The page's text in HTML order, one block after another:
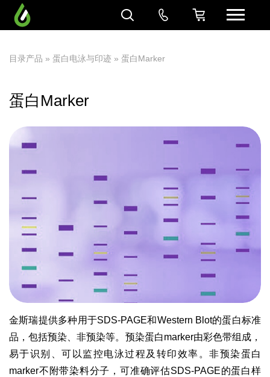
目录产品 » 蛋白电泳与印迹 » 蛋白Marker
蛋白Marker
金斯瑞提供多种用于SDS-PAGE和Western Blot的蛋白标准
品，包括预染、非预染等。预染蛋白marker由彩色带组成，
易于识别、可以监控电泳过程及转印效率。非预染蛋白
marker不附带染料分子，可准确评估SDS-PAGE的蛋白样